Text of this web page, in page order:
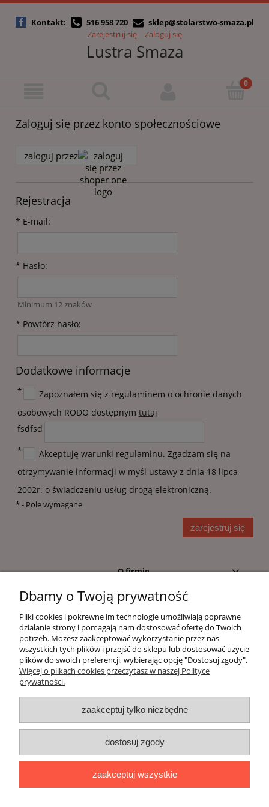
Kontakt: 516 958 720
sklep@stolarstwo-smaza.pl
Zarejestruj się
Zaloguj się
Lustra Smaza
Zaloguj się przez konto społecznościowe
zaloguj przez
Rejestracja
* E-mail:
* Hasło:
Minimum 12 znaków
* Powtórz hasło:
Dodatkowe informacje
*
Zapoznałem się z regulaminem o ochronie danych
osobowych RODO dostępnym tutaj
fsdfsd
*
Akceptuję warunki regulaminu. Zgadzam się na
otrzymywanie informacji w myśl ustawy z dnia 18 lipca
2002r. o świadczeniu usług drogą elektroniczną.
*- Pole wymagane
zarejestruj się
O firmie
Moje konto
Kontakt
Informacje dla klientów
pokaż pełną wersję strony
Witaj, nasz sklep internetowy wykorzystuje pliki
Zapisanych za pomocą cookies informacji używamy w celach reklamowych i
statystycznych. W programie służącym do obsługi internetu można zmienić
ustawienia dotyczące cookies. Korzystanie z naszych serwisów
Dbamy o Twoją prywatność
Pliki cookies i pokrewne im technologie umożliwiają poprawne
działanie strony i pomagają nam dostosować ofertę do Twoich
potrzeb. Możesz zaakceptować wykorzystanie przez nas
wszystkich tych plików i przejść do sklepu lub dostosować użycie
plików do swoich preferencji, wybierając opcję "Dostosuj zgody".
Więcej o plikach cookies przeczytasz w naszej Polityce
prywatności.
zaakceptuj tylko niezbędne
dostosuj zgody
zaakceptuj wszystkie